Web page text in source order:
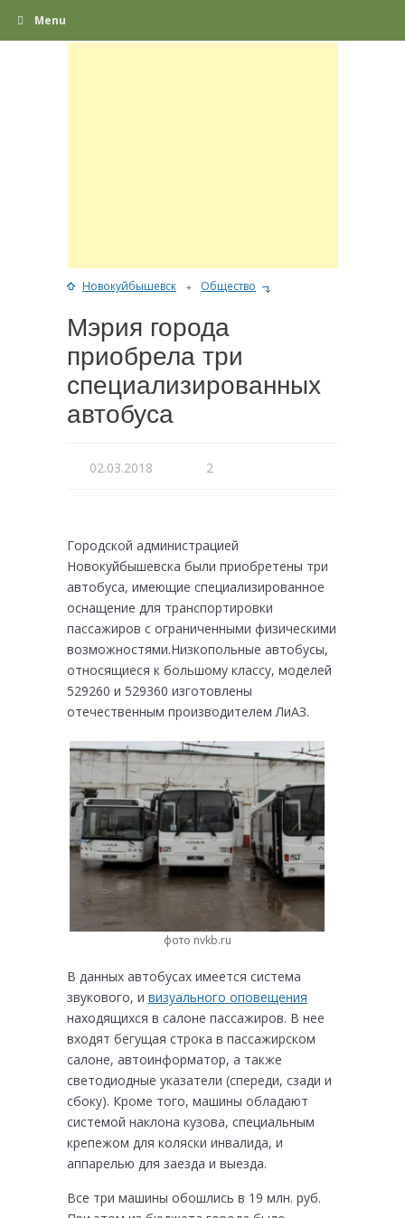
Menu
Новокуйбышевск Общество
Мэрия города
приобрела три
специализированных
автобуса
02.03.2018 2
Городской администрацией
Новокуйбышевска были приобретены три
автобуса, имеющие специализированное
оснащение для транспортировки
пассажиров с ограниченными физическими
возможностями.Низкопольные автобусы,
относящиеся к большому классу, моделей
529260 и 529360 изготовлены
отечественным производителем ЛиАЗ.
фото nvkb.ru
В данных автобусах имеется система
звукового, и визуального оповещения
находящихся в салоне пассажиров. В нее
входят бегущая строка в пассажирском
салоне, автоинформатор, а также
светодиодные указатели (спереди, сзади и
сбоку). Кроме того, машины обладают
системой наклона кузова, специальным
крепежом для коляски инвалида, и
аппарелью для заезда и выезда.
Все три машины обошлись в 19 млн. руб.